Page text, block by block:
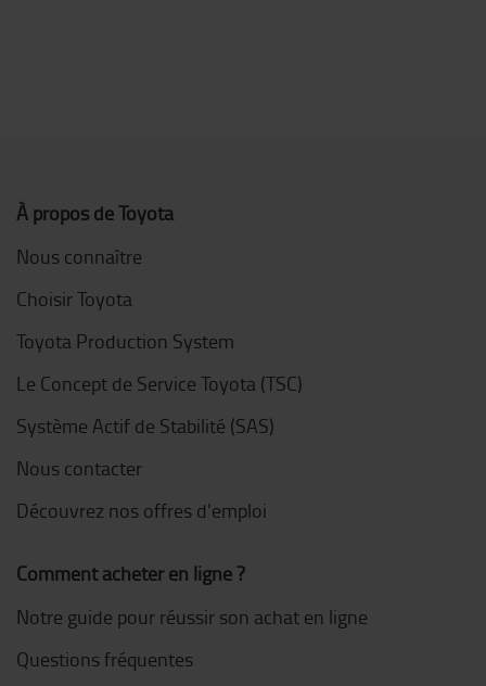
À propos de Toyota
Nous connaître
Choisir Toyota
Toyota Production System
Le Concept de Service Toyota (TSC)
Système Actif de Stabilité (SAS)
Nous contacter
Découvrez nos offres d'emploi
Comment acheter en ligne ?
Notre guide pour réussir son achat en ligne
Questions fréquentes